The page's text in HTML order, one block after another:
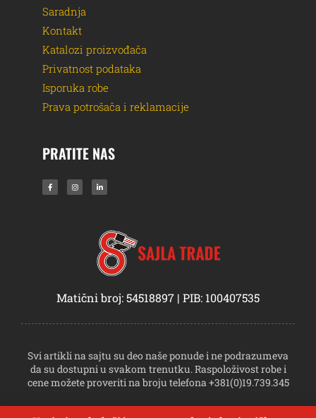
Saradnja
Kontakt
Katalozi proizvođača
Privatnost podataka
Isporuka robe
Prava potrošača i reklamacije
PRATITE NAS
Matični broj: 54518897 | PIB: 100407535
Svi artikli na sajtu su deo naše ponude i ne podrazumeva
da su dostupni u svakom trenutku. Raspoloživost robe i
cene možete proveriti na broju telefona +381(0)19.739.345